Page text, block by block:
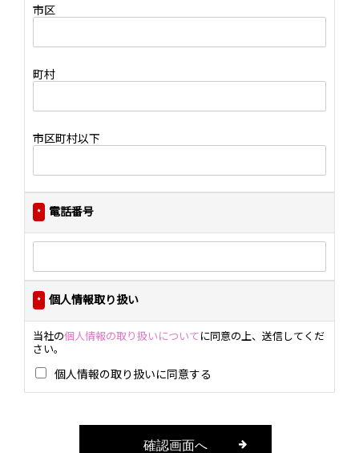
市区
町村
市区町村以下
* 電話番号
* 個人情報取り扱い
当社の個人情報の取り扱いについてに同意の上、送信してくだ
さい。
個人情報の取り扱いに同意する
確認画面へ